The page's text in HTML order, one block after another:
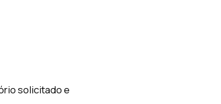
solicitado e